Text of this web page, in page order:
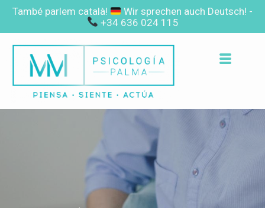
També parlem català!
Wir sprechen auch Deutsch! -
+34 636 024 115